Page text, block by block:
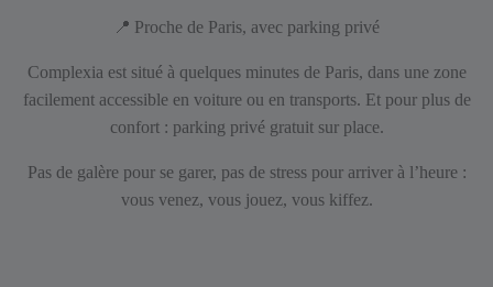
📍 Proche de Paris, avec parking privé
Complexia est situé à quelques minutes de Paris, dans une zone
facilement accessible en voiture ou en transports. Et pour plus de
confort : parking privé gratuit sur place.
Pas de galère pour se garer, pas de stress pour arriver à l’heure :
vous venez, vous jouez, vous kiffez.